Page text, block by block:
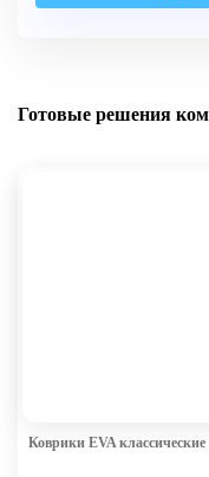
Готовые решения
Коврики EVA